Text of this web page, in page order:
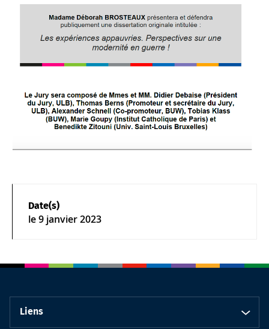
Date(s)
le9 janvier 2023
Liens